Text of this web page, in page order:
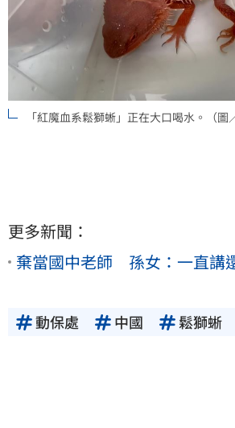
「紅魔血系鬆獅蜥」正在大口喝水。（圖
更多新聞：
棄當國中老師 孫女：一直講
動保處 中國 鬆獅蜥